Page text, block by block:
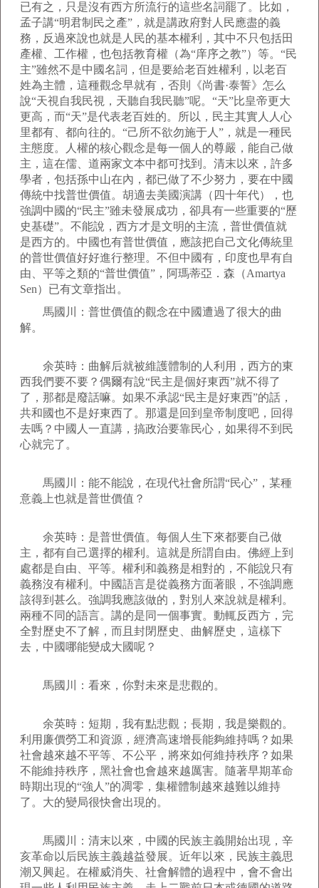
已有之，只是沒有西方所流行的這些名詞罷了。比如，
孟子講“明君制民之產”，就是講政府對人民應盡的義
務，反過來說也就是人民的基本權利，其中不只包括田
產權、工作權，也包括教育權（為“庠序之教”）等。“民
主”雖然不是中國名詞，但是要給老百姓權利，以老百
姓為主體，這種觀念早就有，否則《尚書·泰誓》怎么
說“天視自我民視，天聽自我民聽”呢。“天”比皇帝更大
更高，而“天”是代表老百姓的。所以，民主其實人人心
里都有、都向往的。“己所不欲勿施于人”，就是一種民
主態度。人權的核心觀念是每一個人的尊嚴，能自己做
主，這在儒、道兩家文本中都可找到。清末以來，許多
學者，包括孫中山在內，都已做了不少努力，要在中國
傳統中找普世價值。胡適去美國演講（四十年代），也
強調中國的“民主”雖未發展成功，卻具有一些重要的“歷
史基礎”。不能說，西方才是文明的主流，普世價值就
是西方的。中國也有普世價值，應該把自己文化傳統里
的普世價值好好進行整理。不但中國有，印度也早有自
由、平等之類的“普世價值”，阿瑪蒂亞．森（Amartya
Sen）已有文章指出。
馬國川：普世價值的觀念在中國遭過了很大的曲
解。
余英時：曲解后就被維護體制的人利用，西方的東
西我們要不要？偶爾有說“民主是個好東西”就不得了
了，那都是廢話嘛。如果不承認“民主是好東西”的話，
共和國也不是好東西了。那還是回到皇帝制度吧，回得
去嗎？中國人一直講，搞政治要靠民心，如果得不到民
心就完了。
馬國川：能不能說，在現代社會所謂“民心”，某種
意義上也就是普世價值？
余英時：是普世價值。每個人生下來都要自己做
主，都有自己選擇的權利。這就是所謂自由。佛經上到
處都是自由、平等。權利和義務是相對的，不能說只有
義務沒有權利。中國語言是從義務方面著眼，不強調應
該得到甚么。強調我應該做的，對別人來說就是權利。
兩種不同的語言。講的是同一個事實。動輒反西方，完
全對歷史不了解，而且封閉歷史、曲解歷史，這樣下
去，中國哪能變成大國呢？
馬國川：看來，你對未來是悲觀的。
余英時：短期，我有點悲觀；長期，我是樂觀的。
利用廉價勞工和資源，經濟高速增長能夠維持嗎？如果
社會越來越不平等、不公平，將來如何維持秩序？如果
不能維持秩序，黑社會也會越來越厲害。隨著早期革命
時期出現的“強人”的凋零，集權體制越來越難以維持
了。大的變局很快會出現的。
馬國川：清末以來，中國的民族主義開始出現，辛
亥革命以后民族主義越益發展。近年以來，民族主義思
潮又興起。在權威消失、社會解體的過程中，會不會出